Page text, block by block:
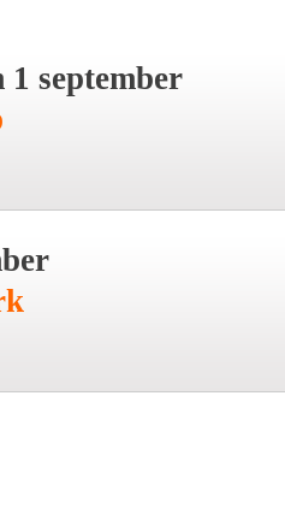
1 september